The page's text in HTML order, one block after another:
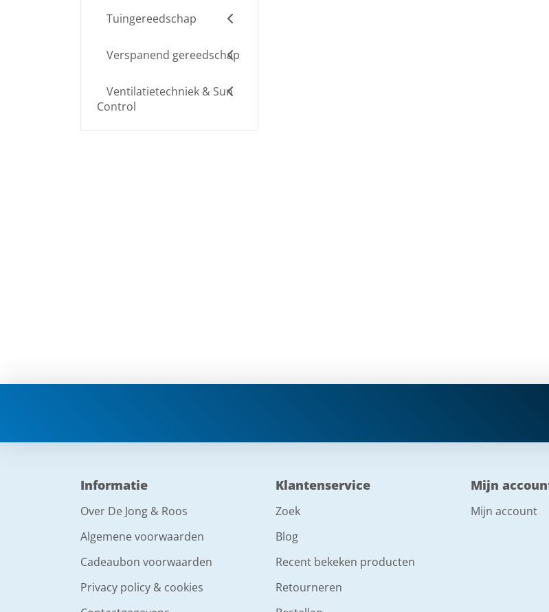
Tuingereedschap
Verspanend gereedschap
Ventilatietechniek & Sun
Control
Informatie
Over De Jong & Roos
Algemene voorwaarden
Cadeaubon voorwaarden
Privacy policy & cookies
Klantenservice
Zoek
Blog
Recent bekeken producten
Retourneren
Mijn
Mijn account